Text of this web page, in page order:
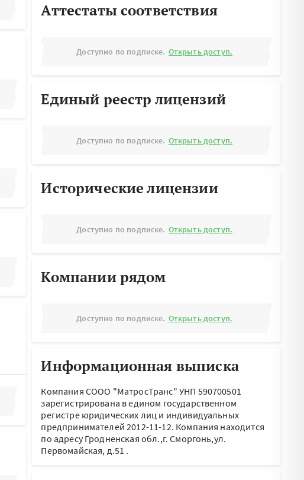
Аттестаты соответствия
Доступно по подписке. Открыть доступ.
Единый реестр лицензий
Доступно по подписке. Открыть доступ.
Исторические лицензии
Доступно по подписке. Открыть доступ.
Компании рядом
Доступно по подписке. Открыть доступ.
Информационная выписка
Компания СООО "МатросТранс" УНП 590700501
зарегистрирована в едином государственном
регистре юридических лиц и индивидуальных
предпринимателей 2012-11-12. Компания находится
по адресуГродненская обл.,г. Сморгонь,ул.
Первомайская, д.51 .